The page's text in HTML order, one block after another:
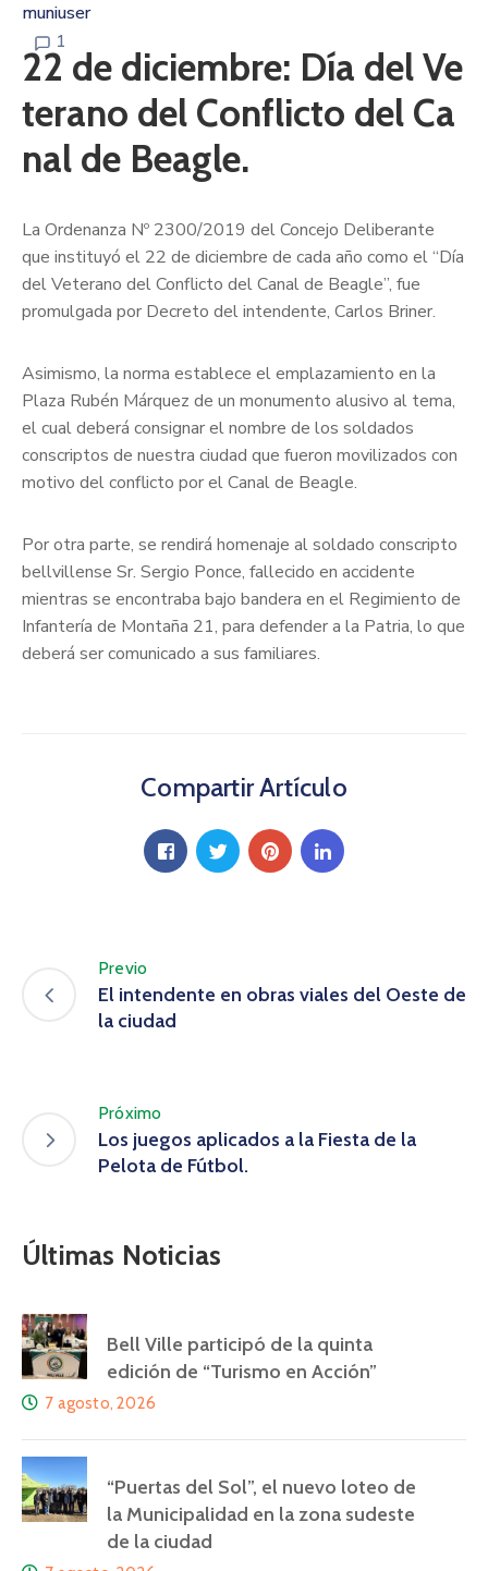
muniuser
1
22 de diciembre: Día del Ve
terano del Conflicto del Ca
nal de Beagle.
La Ordenanza Nº 2300/2019 del Concejo Deliberante
que instituyó el 22 de diciembre de cada año como el “Día
del Veterano del Conflicto del Canal de Beagle”, fue
promulgada por Decreto del intendente, Carlos Briner.
Asimismo, la norma establece el emplazamiento en la
Plaza Rubén Márquez de un monumento alusivo al tema,
el cual deberá consignar el nombre de los soldados
conscriptos de nuestra ciudad que fueron movilizados con
motivo del conflicto por el Canal de Beagle.
Por otra parte, se rendirá homenaje al soldado conscripto
bellvillense Sr. Sergio Ponce, fallecido en accidente
mientras se encontraba bajo bandera en el Regimiento de
Infantería de Montaña 21, para defender a la Patria, lo que
deberá ser comunicado a sus familiares.
Compartir Artículo
Previo
El intendente en obras viales del Oeste de
la ciudad
Próximo
Los juegos aplicados a la Fiesta de la
Pelota de Fútbol.
Últimas Noticias
Bell Ville participó de la quinta
edición de “Turismo en Acción”
7 agosto, 2026
“Puertas del Sol”, el nuevo loteo de
la Municipalidad en la zona sudeste
de la ciudad